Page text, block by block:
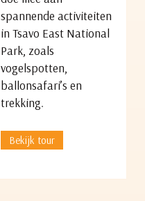
spannende activiteiten
in Tsavo East National
Park, zoals
vogelspotten,
ballonsafari’s en
trekking.
Bekijk tour